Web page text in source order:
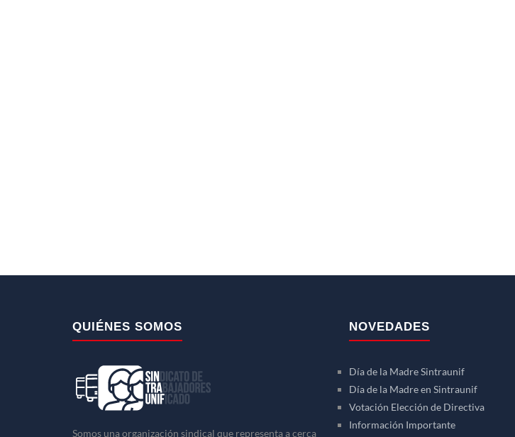
QUIÉNES SOMOS
Somos una organización sindical que representa a cerca
NOVEDADES
Día de la Madre Sintraunif
Día de la Madre en Sintraunif
Votación Elección de Directiva
Información Importante